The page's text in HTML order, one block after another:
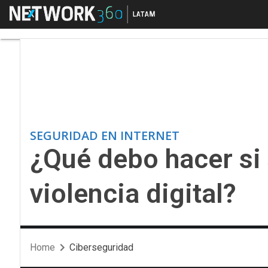
Menú
SEGURIDAD EN INTERNET
¿Qué debo hacer
violencia digital?
Home Ciberseguridad